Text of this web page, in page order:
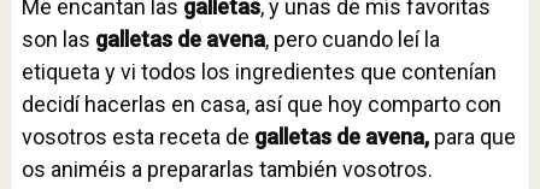
Me encantan las galletas, y unas de mis favoritas
son las galletas de avena, pero cuando leí la
etiqueta y vi todos los ingredientes que contenían
decidí hacerlas en casa, así que hoy comparto con
vosotros esta receta de galletas de avena, para que
os animéis a prepararlas también vosotros.